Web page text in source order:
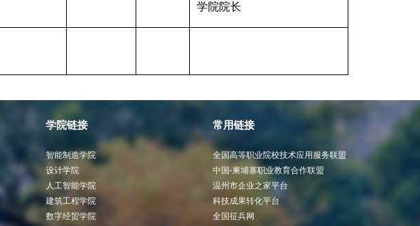
学院院长
学院链接
智能制造学院
设计学院
人工智能学院
建筑工程学院
数字经贸学院
常用链接
全国高等职业院校技术应用服务联盟
中国-柬埔寨职业教育合作联盟
温州市企业之家平台
科技成果转化平台
全国征兵网